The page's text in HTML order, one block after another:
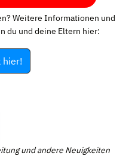
Weitere Informationen und
du und deine Eltern hier:
hier!
und andere Neuigkeiten